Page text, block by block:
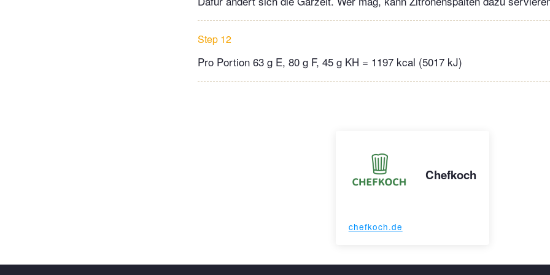
Step 12
Pro Portion 63 g E, 80 g F, 45 g KH = 1197 kcal (5017 kJ)
Chefkoch
chefkoch.de